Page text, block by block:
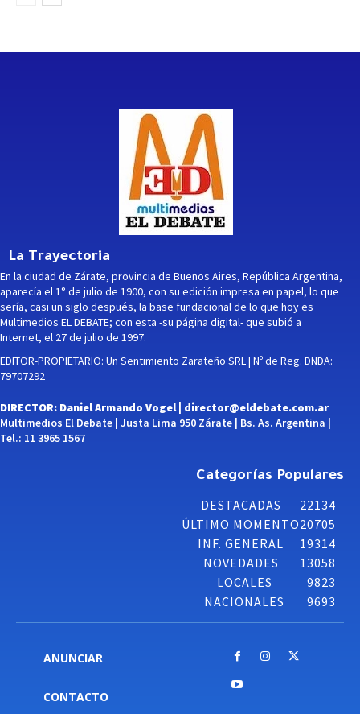
La Trayectoria
En la ciudad de Zárate, provincia de Buenos Aires, República Argentina,
aparecía el 1° de julio de 1900, con su edición impresa en papel, lo que
sería, casi un siglo después, la base fundacional de lo que hoy es
Multimedios EL DEBATE; con esta -su página digital- que subió a
Internet, el 27 de julio de 1997.
EDITOR-PROPIETARIO: Un Sentimiento Zarateño SRL | Nº de Reg. DNDA:
79707292
DIRECTOR: Daniel Armando Vogel | director@eldebate.com.ar
Multimedios El Debate | Justa Lima 950 Zárate | Bs. As. Argentina |
Tel.: 11 3965 1567
Categorías Populares
DESTACADAS
22134
ÚLTIMO MOMENTO20705
INF. GENERAL
19314
NOVEDADES
13058
LOCALES
9823
NACIONALES
9693
ANUNCIAR
CONTACTO